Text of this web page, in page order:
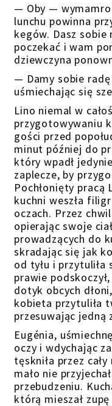
— Oby —
lunchu powinna
kegów. Dasz
poczekać i wam
dziewczyna
— Damy sobie
uśmiechając się
Lino niemal w
przygotowywaniu
gości przed
minut później do
który wpadł
zaplecze, by
Pochłonięty pracą
kuchni weszła
oczach. Przez
opierając swoje
prowadzących do
skradając się jak
od tyłu i przytuliła
prawie
dotyk obcych
kobieta przytuliła
przesuwając jedną
Eugénia,
oczy i wdychając
tęskniła przez
mało nie
przebudzeniu.
którą mieszał